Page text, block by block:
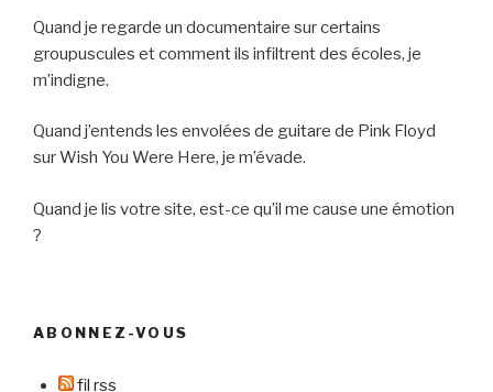
Quand je regarde un documentaire sur certains
groupuscules et comment ils infiltrent des écoles, je
m’indigne.
Quand j’entends les envolées de guitare de Pink Floyd
sur Wish You Were Here, je m’évade.
Quand je lis votre site, est-ce qu’il me cause une émotion
?
ABONNEZ-VOUS
fil rss